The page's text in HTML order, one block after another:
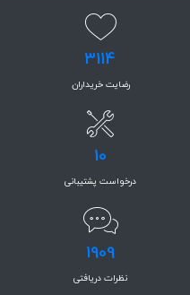
3114
رضایت خریداران
10
درخواست پشتیبانی
1909
نظرات دریافتی